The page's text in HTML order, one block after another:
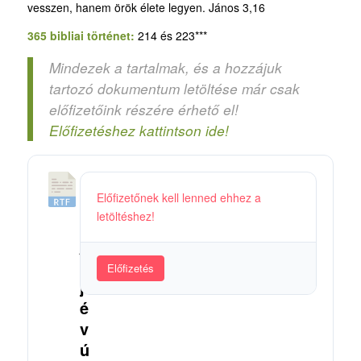
vesszen, hanem örök élete legyen. János 3,16
365 bibliai történet: 214 és 223***
Mindezek a tartalmak, és a hozzájuk
tartozó dokumentum letöltése már csak
előfizetőink részére érhető el!
Előfizetéshez kattintson ide!
1
_
j
é
v
ú
Előfizetőnek kell lenned ehhez a
letöltéshez!
Előfizetés